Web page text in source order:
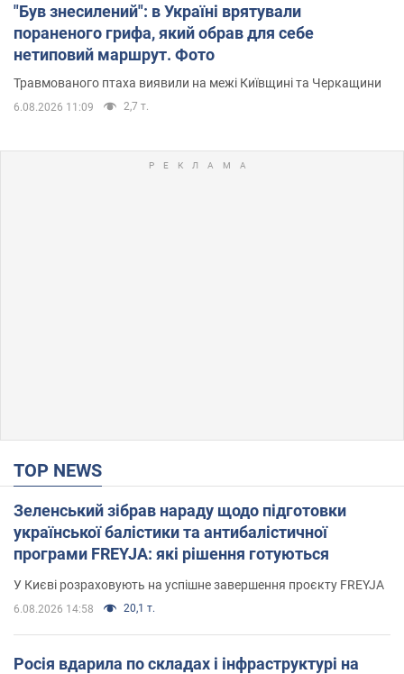
"Був знесилений": в Україні врятували
пораненого грифа, який обрав для себе
нетиповий маршрут. Фото
Травмованого птаха виявили на межі Київщині та Черкащини
6.08.2026 11:09 2,7 т.
TOP NEWS
Зеленський зібрав нараду щодо підготовки
української балістики та антибалістичної
програми FREYJA: які рішення готуються
У Києві розраховують на успішне завершення проєкту FREYJA
6.08.2026 14:58 20,1 т.
Росія вдарила по складах і інфраструктурі на